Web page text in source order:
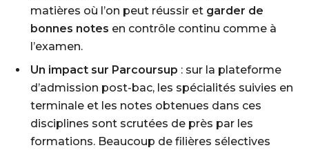
matières où l’on peut réussir et garder de
bonnes notes en contrôle continu comme à
l’examen.
Un impact sur Parcoursup : sur la plateforme
d’admission post-bac, les spécialités suivies en
terminale et les notes obtenues dans ces
disciplines sont scrutées de près par les
formations. Beaucoup de filières sélectives